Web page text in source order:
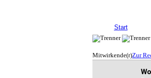
Start
Mitwirkende(r)Zur